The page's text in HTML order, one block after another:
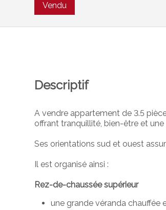
Vendu
Descriptif
A vendre appartement de 3.5
offrant tranquillité, bien-être et
Ses orientations sud et ouest
Il est organisé ainsi :
Rez-de-chaussée supérieur
une grande véranda chauffée